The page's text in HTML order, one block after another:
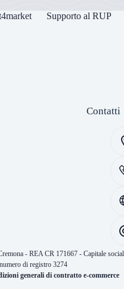
Supporto al RUP
Contatti
- REA CR 171667 - Capitale
di registro 3274
generali di contratto e-commerce